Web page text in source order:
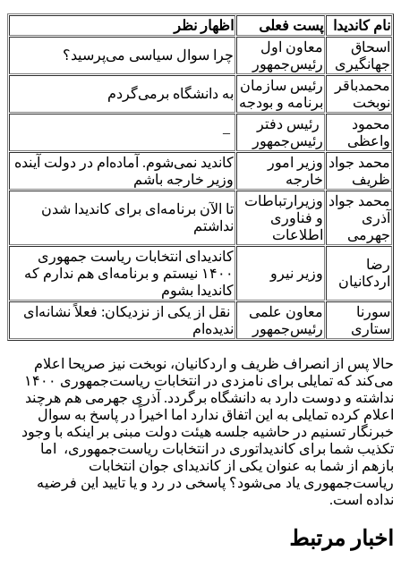
نام کاندیدا پست فعلی
اظهار نظر
اسحاق
جهانگیری
معاون اول
رئیس‌جمهور
چرا سوال سیاسی می‌پرسید؟
محمدباقر
نوبخت
رئیس سازمان
برنامه و بودجه
به دانشگاه برمی‌گردم
محمود
واعظی
رئیس دفتر
رئیس‌جمهور
–
محمد جواد
ظریف
وزیر امور
خارجه
کاندید نمی‌شوم. آماده‌ام در دولت آینده
وزیر خارجه باشم
محمد جواد
آذری
جهرمی
وزیرارتباطات
و فناوری
اطلاعات
تا الآن برنامه‌ای برای کاندیدا شدن
نداشتم
رضا
اردکانیان
وزیر نیرو
کاندیدای انتخابات ریاست جمهوری
۱۴۰۰ نیستم و برنامه‌ای هم ندارم که
کاندیدا بشوم
سورنا
ستاری
معاون علمی
رئیس‌جمهور
نقل از یکی از نزدیکان: فعلاً نشانه‌ای
ندیده‌ام
حالا پس از انصراف ظریف و اردکانیان، نوبخت نیز صریحا اعلام
می‌کند که تمایلی برای نامزدی در انتخابات ریاست‌جمهوری ۱۴۰۰
نداشته و دوست دارد به دانشگاه برگردد. آذری جهرمی هم هرچند
اعلام کرده تمایلی به این اتفاق ندارد اما اخیراً در پاسخ به سوال
خبرنگار تسنیم در حاشیه جلسه هیئت دولت مبنی بر اینکه با وجود
تکذیب شما برای کاندیداتوری در انتخابات ریاست‌جمهوری، اما
بازهم از شما به عنوان یکی از کاندیدای جوان انتخابات
ریاست‌جمهوری یاد می‌شود؟ پاسخی در رد و یا تایید این فرضیه
نداده است.
اخبار مرتبط